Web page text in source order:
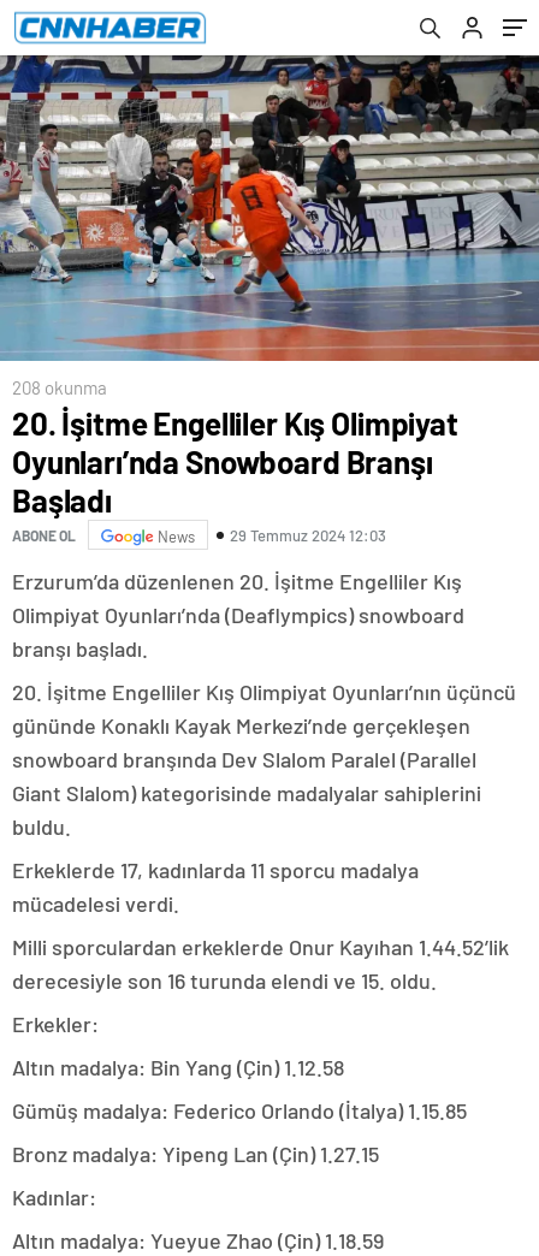
208 okunma
20. İşitme Engelliler Kış Olimpiyat
Oyunları’nda Snowboard Branşı
Başladı
ABONE OL News 29 Temmuz 2024 12:03
Erzurum’da düzenlenen 20. İşitme Engelliler Kış
Olimpiyat Oyunları’nda (Deaflympics) snowboard
branşı başladı.
20. İşitme Engelliler Kış Olimpiyat Oyunları’nın üçüncü
gününde Konaklı Kayak Merkezi’nde gerçekleşen
snowboard branşında Dev Slalom Paralel (Parallel
Giant Slalom) kategorisinde madalyalar sahiplerini
buldu.
Erkeklerde 17, kadınlarda 11 sporcu madalya
mücadelesi verdi.
Milli sporculardan erkeklerde Onur Kayıhan 1.44.52’lik
derecesiyle son 16 turunda elendi ve 15. oldu.
Erkekler:
Altın madalya: Bin Yang (Çin) 1.12.58
Gümüş madalya: Federico Orlando (İtalya) 1.15.85
Bronz madalya: Yipeng Lan (Çin) 1.27.15
Kadınlar:
Altın madalya: Yueyue Zhao (Çin) 1.18.59